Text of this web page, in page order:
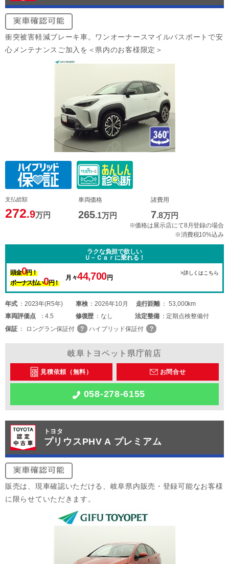
衝突被害軽減ブレーキ車。ワンオーナースマイルパスポートで安
心メンテナンスご加入を＜県内のお客様限定＞
支払総額
272.9万円
車両価格
265.1万円
諸費用
7.8万円
※価格は展示店にて8月登録の場合
※消費税10%込み
ラクな負担で欲しい
Ｕ－Ｃａｒに乗れる！
頭金0円！
ボーナス払い0円！
月々44,700円
>詳しくはこちら
年式 2023年(R5年) 車検 2026年10月 走行距離
53,000km
車両評価点 4.5 修復歴 なし 法定整備
定期点検整備付
保証
ロングラン保証付 ハイブリッド保証付
岐阜トヨペット県庁前店
見積依頼（無料） お問合せ
058-278-6155
トヨタ
プリウスPHV A プレミアム
販売は、現車確認いただける、岐阜県内販売・登録可能なお客様
に限らせていただきます。